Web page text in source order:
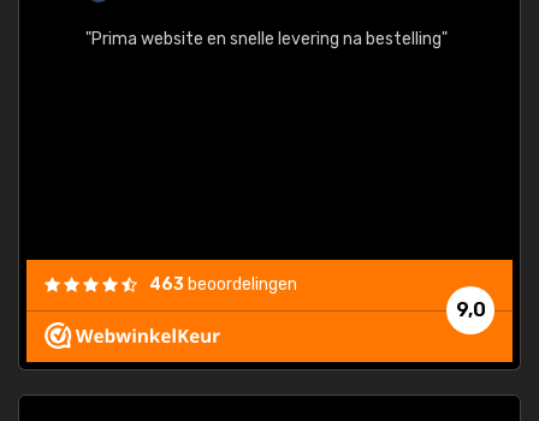
"Prima website en snelle levering na bestelling"
9,0
463 beoordelingen